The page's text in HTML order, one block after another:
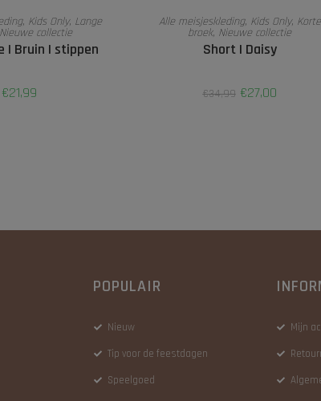
SELECTEREN
, Kids Only, Lange
Nieuwe collectie
| Bruin | stippen
€21,99
OPTIES SELECTEREN
Alle meisjeskleding, Kids Only, Korte
broek, Nieuwe collectie
Short | Daisy
€34,99 €27,00
POPULAIR
Nieuw
Tip voor de feestdagen
Speelgoed
Mijn